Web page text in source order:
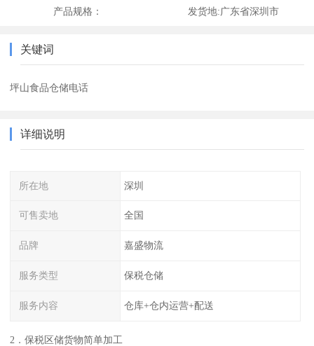
产品规格： 发货地:广东省深圳市
关键词
坪山食品仓储电话
详细说明
所在地 深圳
可售卖地 全国
品牌 嘉盛物流
服务类型 保税仓储
服务内容 仓库+仓内运营+配送
2．保税区储货物简单加工